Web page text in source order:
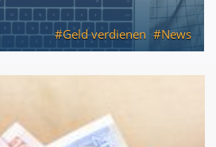
Geld verdienen
News